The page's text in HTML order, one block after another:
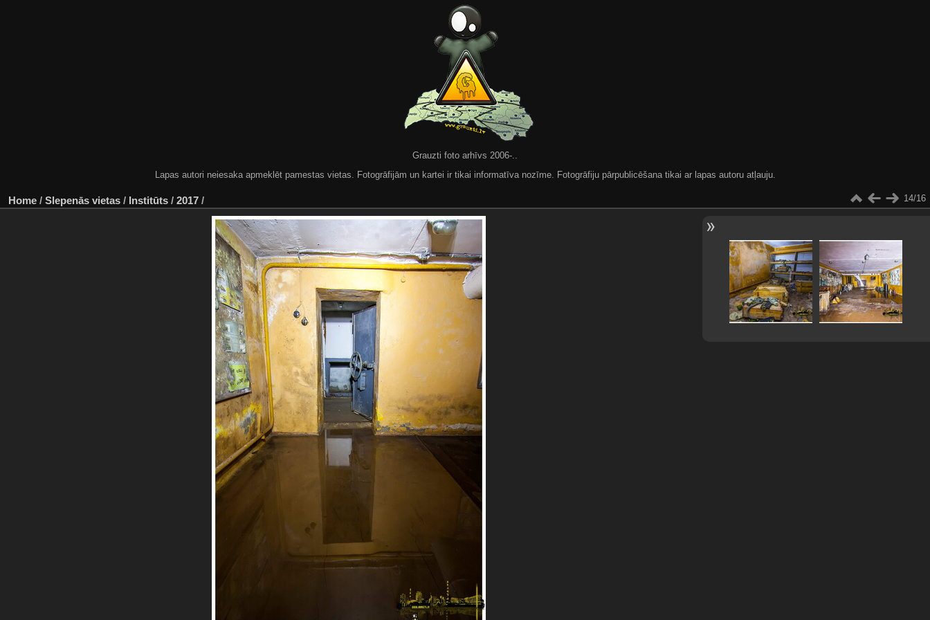
Grauzti foto arhīvs 2006-..
Lapas autori neiesaka apmeklēt pamestas vietas. Fotogrāfijām un kartei ir tikai informatīva nozīme. Fotogrāfiju pārpublicēšana tikai ar lapas autoru atļauju.
Home / Slepenās vietas / Institūts / 2017 / 14/16